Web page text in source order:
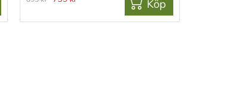
Köp